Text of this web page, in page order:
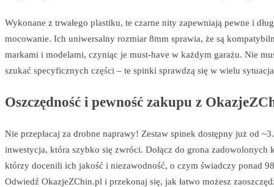
Wykonane z trwałego plastiku, te czarne nity zapewniają pewne i
mocowanie. Ich uniwersalny rozmiar 8mm sprawia, że są
markami i modelami, czyniąc je must-have w każdym garażu. Nie
szukać specyficznych części – te spinki sprawdzą się w wielu
Oszczędność i pewność zakupu z
Nie przepłacaj za drobne naprawy! Zestaw spinek dostępny już od
inwestycja, która szybko się zwróci. Dołącz do grona zadowolonych
którzy docenili ich jakość i niezawodność, o czym świadczy ponad
Odwiedź OkazjeZChin.pl i przekonaj się, jak łatwo możesz